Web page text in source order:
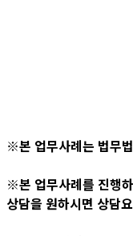
※본 업무사례는 법무
※본 업무사례를 진행
상담을 원하시면 상담